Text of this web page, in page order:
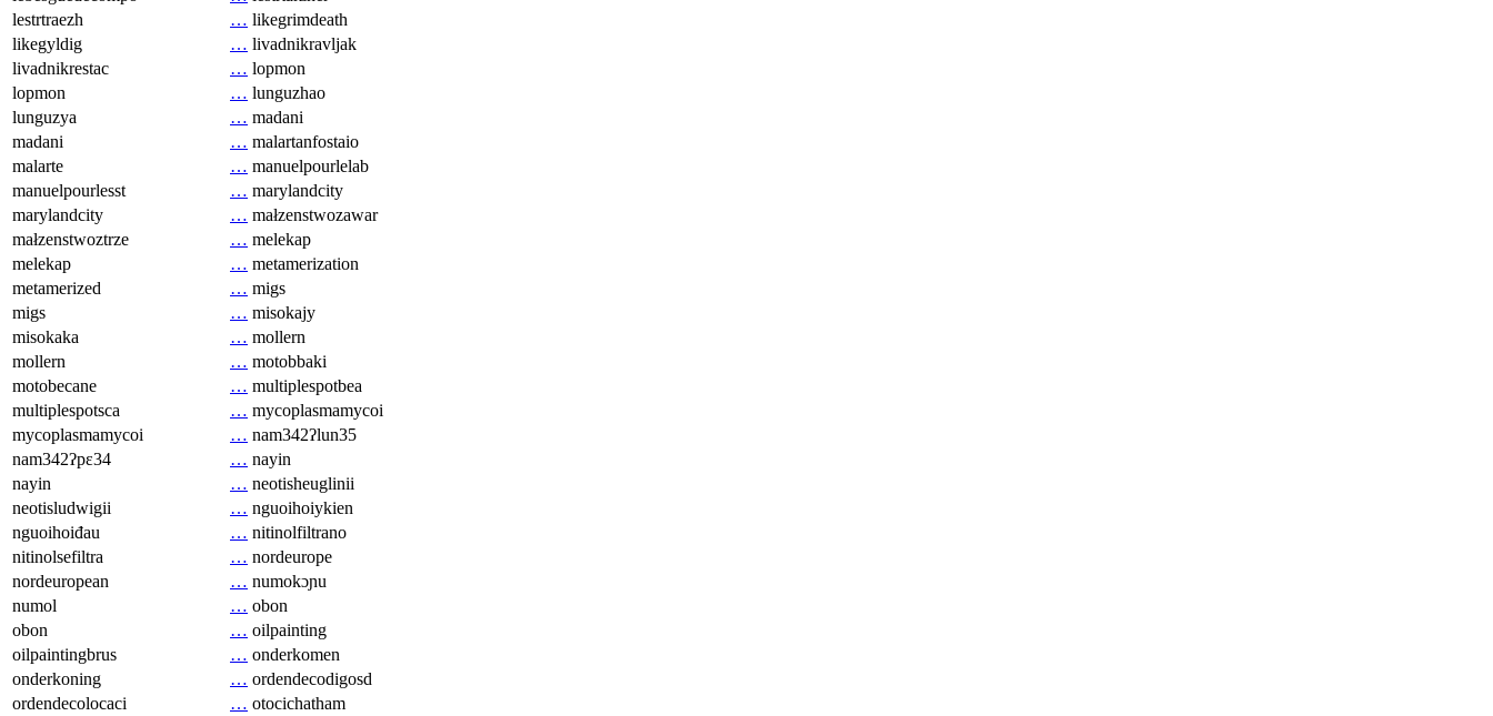
lestrtraezh
… likegrimdeath
likegyldig
… livadnikravljak
livadnikrestac
… lopmon
lopmon
… lunguzhao
lunguzya
… madani
madani
… malartanfostaio
malarte
… manuelpourlelab
manuelpourlesst
… marylandcity
marylandcity
… małzenstwozawar
małzenstwoztrze
… melekap
melekap
… metamerization
metamerized
… migs
migs
… misokajy
misokaka
… mollern
mollern
… motobbaki
motobecane
… multiplespotbea
multiplespotsca
… mycoplasmamycoi
mycoplasmamycoi
… nam342ʔlun35
nam342ʔpɛ34
… nayin
nayin
… neotisheuglinii
neotisludwigii
… nguoihoiykien
nguoihoiđau
… nitinolfiltrano
nitinolsefiltra
… nordeurope
nordeuropean
… numokɔɲu
numol
… obon
obon
… oilpainting
oilpaintingbrus
… onderkomen
onderkoning
… ordendecodigosd
ordendecolocaci
… otocichatham